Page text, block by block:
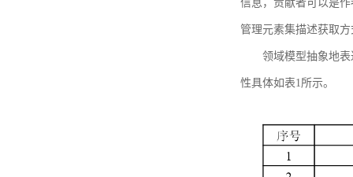
信息，贡献者可以是
管理元素集描述获取
领域模型抽象地
性具体如表1所示。